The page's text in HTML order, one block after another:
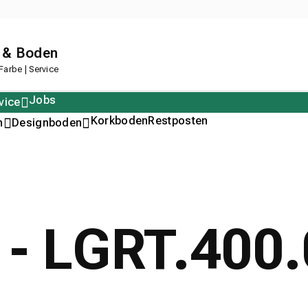
Boden
| Service
Designboden KorkbodenRestposten
Jobs